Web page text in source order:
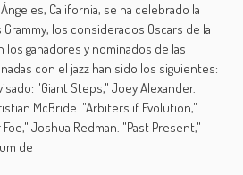
California, se ha celebrado la
los considerados Oscars de la
los ganadores y nominados de las
con el jazz han sido los siguientes:
"Giant Steps," Joey Alexander.
McBride. "Arbiters if Evolution,"
Joshua Redman. "Past Present,"
de